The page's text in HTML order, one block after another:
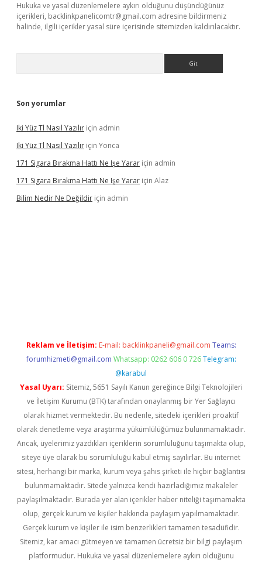
Hukuka ve yasal düzenlemelere aykırı olduğunu düşündüğünüz
içerikleri, backlinkpanelicomtr@gmail.com adresine bildirmeniz
halinde, ilgili içerikler yasal süre içerisinde sitemizden kaldırılacaktır.
Son yorumlar
Iki Yüz Tl Nasıl Yazılır için admin
Iki Yüz Tl Nasıl Yazılır için Yonca
171 Sigara Bırakma Hattı Ne Işe Yarar için admin
171 Sigara Bırakma Hattı Ne Işe Yarar için Alaz
Bilim Nedir Ne Değildir için admin
Reklam ve İletişim: E-mail: backlinkpaneli@gmail.com Teams:
forumhizmeti@gmail.com Whatsapp: 0262 606 0 726 Telegram:
@karabul
Yasal Uyarı: Sitemiz, 5651 Sayılı Kanun gereğince Bilgi Teknolojileri
ve İletişim Kurumu (BTK) tarafından onaylanmış bir Yer Sağlayıcı
olarak hizmet vermektedir. Bu nedenle, sitedeki içerikleri proaktif
olarak denetleme veya araştırma yükümlülüğümüz bulunmamaktadır.
Ancak, üyelerimiz yazdıkları içeriklerin sorumluluğunu taşımakta olup,
siteye üye olarak bu sorumluluğu kabul etmiş sayılırlar. Bu internet
sitesi, herhangi bir marka, kurum veya şahıs şirketi ile hiçbir bağlantısı
bulunmamaktadır. Sitede yalnızca kendi hazırladığımız makaleler
paylaşılmaktadır. Burada yer alan içerikler haber niteliği taşımamakta
olup, gerçek kurum ve kişiler hakkında paylaşım yapılmamaktadır.
Gerçek kurum ve kişiler ile isim benzerlikleri tamamen tesadüfidir.
Sitemiz, kar amacı gütmeyen ve tamamen ücretsiz bir bilgi paylaşım
platformudur. Hukuka ve yasal düzenlemelere aykırı olduğunu